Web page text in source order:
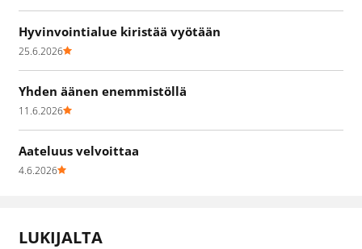
Hyvinvointialue kiristää vyötään
25.6.2026
Yhden äänen enemmistöllä
11.6.2026
Aateluus velvoittaa
4.6.2026
LUKIJALTA